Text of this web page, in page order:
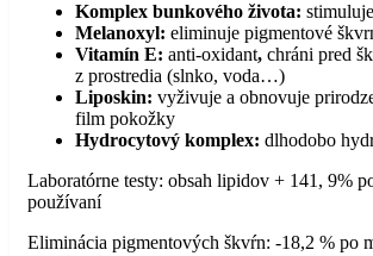
Komplex bunkového života:
Melanoxyl: eliminuje pigmentové
Vitamín E: anti-oxidant, chráni pred
z prostredia (slnko, voda…)
Liposkin: vyživuje a obnovuje
film pokožky
Hydrocytový komplex: dlhodobo
Laboratórne testy: obsah lipidov + 141, 9%
používaní
Eliminácia pigmentových škvŕn: -18,2 % po